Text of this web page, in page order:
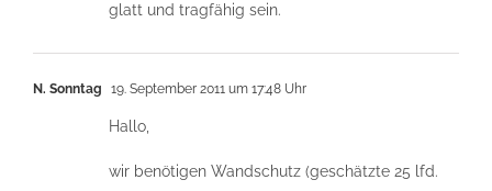
glatt und tragfähig sein.
N. Sonntag 19. September 2011 um 17:48 Uhr
Hallo,
wir benötigen Wandschutz (geschätzte 25 lfd.